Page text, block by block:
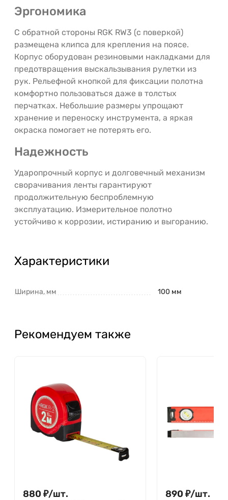
Эргономика
С обратной стороны RGK RW3 (с поверкой)
размещена клипса для крепления на поясе.
Корпус оборудован резиновыми накладками для
предотвращения выскальзывания рулетки из
рук. Рельефной кнопкой для фиксации полотна
комфортно пользоваться даже в толстых
перчатках. Небольшие размеры упрощают
хранение и переноску инструмента, а яркая
окраска помогает не потерять его.
Надежность
Ударопрочный корпус и долговечный механизм
сворачивания ленты гарантируют
продолжительную беспроблемную
эксплуатацию. Измерительное полотно
устойчиво к коррозии, истиранию и выгоранию.
Характеристики
Ширина, мм 100 мм
Рекомендуем также
880 ₽/шт. 890 ₽/шт.